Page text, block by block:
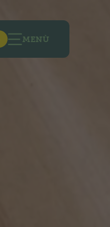
APRIRE LA
MENÙ